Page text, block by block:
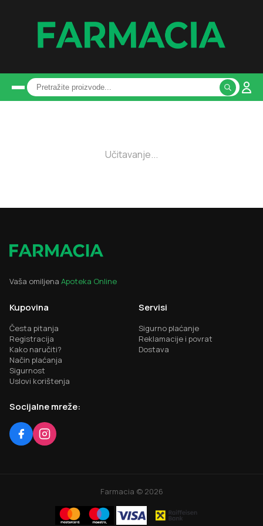
Učitavanje...
Vaša omiljena Apoteka Online
Kupovina
Česta pitanja
Registracija
Kako naručiti?
Način plaćanja
Sigurnost
Uslovi korištenja
Servisi
Sigurno plaćanje
Reklamacije i povrat
Dostava
Socijalne mreže:
Farmacia © 2026